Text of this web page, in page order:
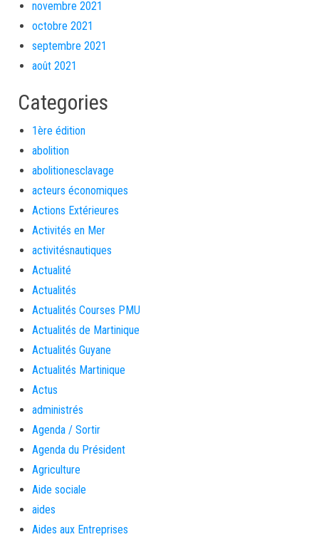
novembre 2021
octobre 2021
septembre 2021
août 2021
Categories
1ère édition
abolition
abolitionesclavage
acteurs économiques
Actions Extérieures
Activités en Mer
activitésnautiques
Actualité
Actualités
Actualités Courses PMU
Actualités de Martinique
Actualités Guyane
Actualités Martinique
Actus
administrés
Agenda / Sortir
Agenda du Président
Agriculture
Aide sociale
aides
Aides aux Entreprises